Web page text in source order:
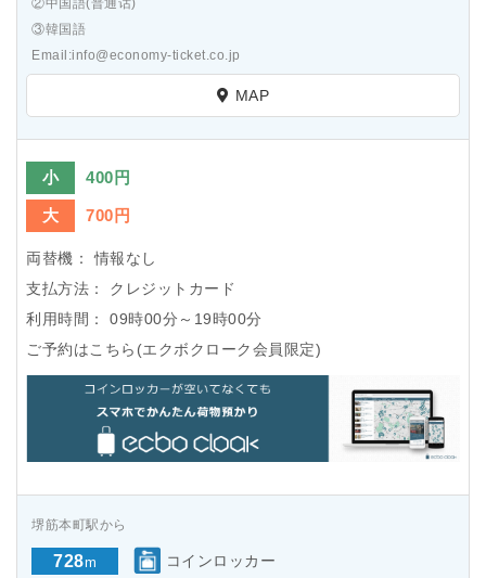
③韓国語
Email:info@economy-ticket.co.jp
MAP
小 400円
大 700円
両替機：
情報なし
支払方法：
クレジットカード
利用時間：
09時00分～19時00分
ご予約はこちら(エクボクローク会員限定)
堺筋本町駅から
728m コインロッカー